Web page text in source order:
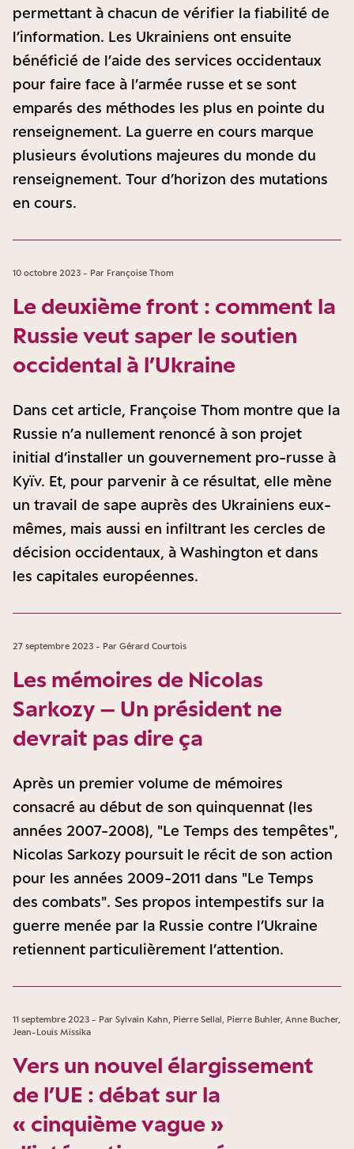
permettant à chacun de vérifier la fiabilité de
l’information. Les Ukrainiens ont ensuite
bénéficié de l’aide des services occidentaux
pour faire face à l’armée russe et se sont
emparés des méthodes les plus en pointe du
renseignement. La guerre en cours marque
plusieurs évolutions majeures du monde du
renseignement. Tour d’horizon des mutations
en cours.
10 octobre 2023 - Par Françoise Thom
Le deuxième front : comment la
Russie veut saper le soutien
occidental à l’Ukraine
Dans cet article, Françoise Thom montre que la
Russie n’a nullement renoncé à son projet
initial d’installer un gouvernement pro-russe à
Kyïv. Et, pour parvenir à ce résultat, elle mène
un travail de sape auprès des Ukrainiens eux-
mêmes, mais aussi en infiltrant les cercles de
décision occidentaux, à Washington et dans
les capitales européennes.
27 septembre 2023 - Par Gérard Courtois
Les mémoires de Nicolas
Sarkozy – Un président ne
devrait pas dire ça
Après un premier volume de mémoires
consacré au début de son quinquennat (les
années 2007-2008), "Le Temps des tempêtes",
Nicolas Sarkozy poursuit le récit de son action
pour les années 2009-2011 dans "Le Temps
des combats". Ses propos intempestifs sur la
guerre menée par la Russie contre l’Ukraine
retiennent particulièrement l’attention.
11 septembre 2023 - Par Sylvain Kahn, Pierre Sellal, Pierre Buhler, Anne Bucher,
Jean-Louis Missika
Vers un nouvel élargissement
de l’UE : débat sur la
« cinquième vague »